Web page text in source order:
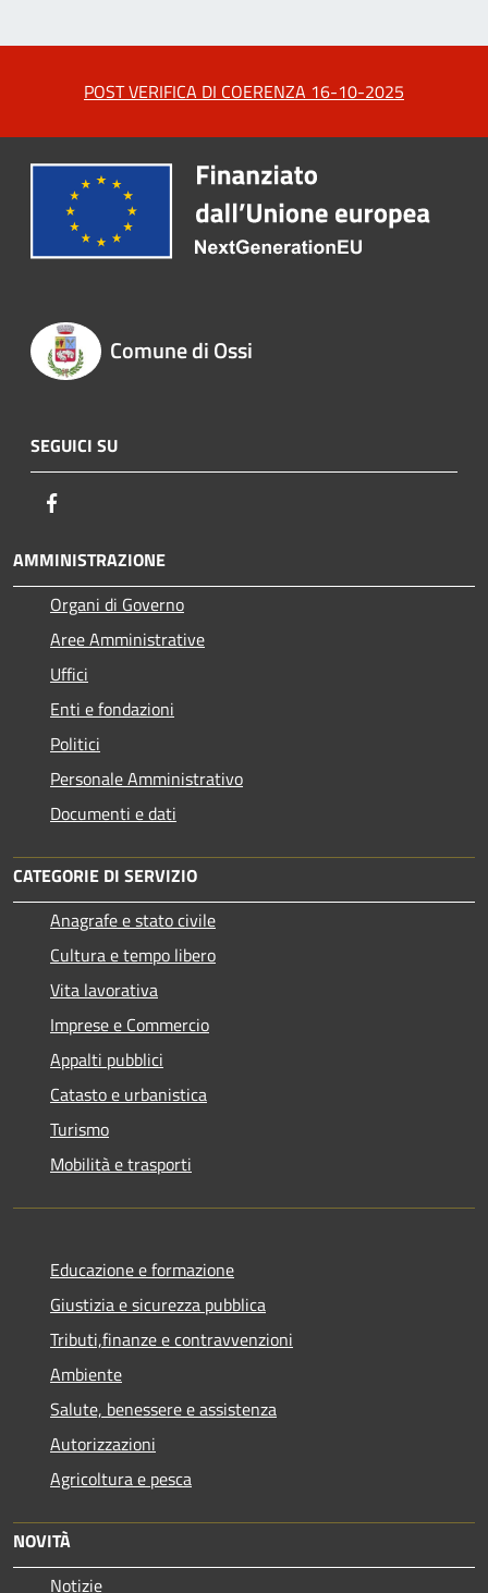
POST VERIFICA DI COERENZA 16-10-2025
Comune di Ossi
SEGUICI SU
AMMINISTRAZIONE
Organi di Governo
Aree Amministrative
Uffici
Enti e fondazioni
Politici
Personale Amministrativo
Documenti e dati
CATEGORIE DI SERVIZIO
Anagrafe e stato civile
Cultura e tempo libero
Vita lavorativa
Imprese e Commercio
Appalti pubblici
Catasto e urbanistica
Turismo
Mobilità e trasporti
Educazione e formazione
Giustizia e sicurezza pubblica
Tributi,finanze e contravvenzioni
Ambiente
Salute, benessere e assistenza
Autorizzazioni
Agricoltura e pesca
NOVITÀ
Notizie